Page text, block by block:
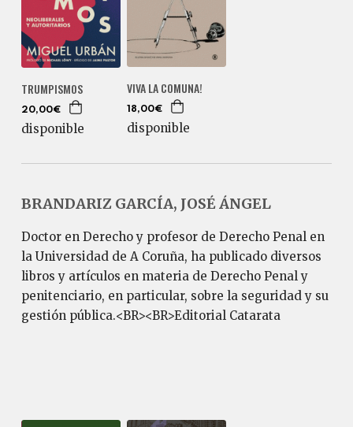
TRUMPISMOS
20,00€
disponible
VIVA LA COMUNA!
18,00€
disponible
BRANDARIZ GARCÍA, JOSÉ ÁNGEL
Doctor en Derecho y profesor de Derecho Penal en
la Universidad de A Coruña, ha publicado diversos
libros y artículos en materia de Derecho Penal y
penitenciario, en particular, sobre la seguridad y su
gestión pública.<BR><BR>Editorial Catarata